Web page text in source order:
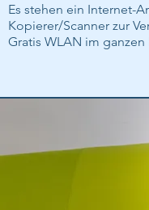
Es stehen ein Internet-
Kopierer/Scanner zur
Gratis WLAN im ganzen